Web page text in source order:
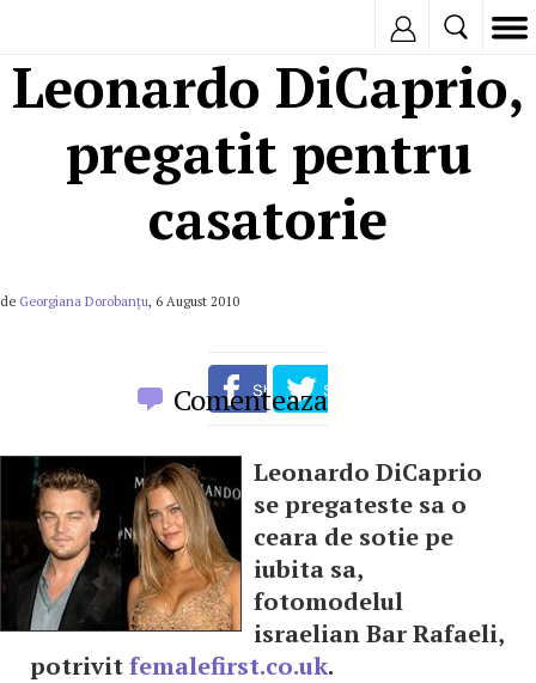
Leonardo DiCaprio,
pregatit pentru
casatorie
de Georgiana Dorobanțu, 6 August 2010
Comenteaza
Leonardo DiCaprio
se pregateste sa o
ceara de sotie pe
iubita sa,
fotomodelul
israelian Bar Rafaeli,
potrivitfemalefirst.co.uk.